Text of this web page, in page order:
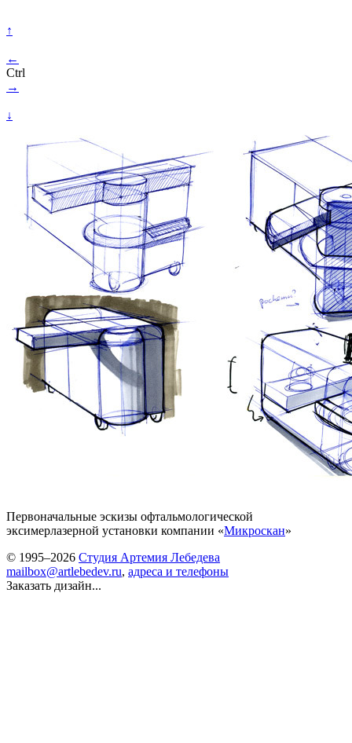
↑
←
Ctrl
→
↓
Первоначальные эскизы офтальмологической
эксимерлазерной установки компании «Микроскан»
© 1995–2026 Студия Артемия Лебедева
mailbox@artlebedev.ru, адреса и телефоны
Заказать дизайн...